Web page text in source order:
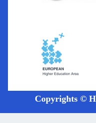
Copyrights ©